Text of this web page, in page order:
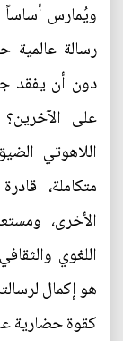
ويُمارس أساساً
رسالة عالمية
دون أن يفقد
على الآخرين؟
اللاهوتي
متكاملة،
الأخرى،
اللغوي
هو إكمال
كقوة حضارية